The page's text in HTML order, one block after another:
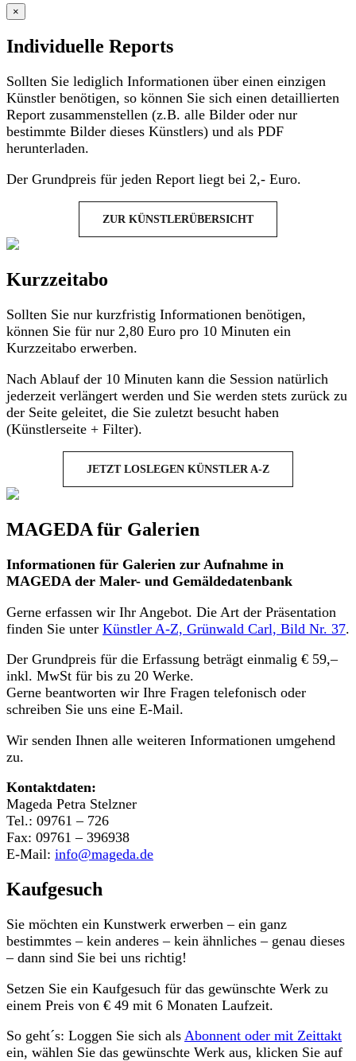
×
Individuelle Reports
Sollten Sie lediglich Informationen über einen einzigen
Künstler benötigen, so können Sie sich einen detaillierten
Report zusammenstellen (z.B. alle Bilder oder nur
bestimmte Bilder dieses Künstlers) und als PDF
herunterladen.
Der Grundpreis für jeden Report liegt bei 2,- Euro.
ZUR KÜNSTLERÜBERSICHT
Kurzzeitabo
Sollten Sie nur kurzfristig Informationen benötigen,
können Sie für nur 2,80 Euro pro 10 Minuten ein
Kurzzeitabo erwerben.
Nach Ablauf der 10 Minuten kann die Session natürlich
jederzeit verlängert werden und Sie werden stets zurück zu
der Seite geleitet, die Sie zuletzt besucht haben
(Künstlerseite + Filter).
JETZT LOSLEGEN KÜNSTLER A-Z
MAGEDA für Galerien
Informationen für Galerien zur Aufnahme in
MAGEDA der Maler- und Gemäldedatenbank
Gerne erfassen wir Ihr Angebot. Die Art der Präsentation
finden Sie unter Künstler A-Z, Grünwald Carl, Bild Nr. 37.
Der Grundpreis für die Erfassung beträgt einmalig € 59,–
inkl. MwSt für bis zu 20 Werke.
Gerne beantworten wir Ihre Fragen telefonisch oder
schreiben Sie uns eine E-Mail.
Wir senden Ihnen alle weiteren Informationen umgehend
zu.
Kontaktdaten:
Mageda Petra Stelzner
Tel.: 09761 – 726
Fax: 09761 – 396938
E-Mail: info@mageda.de
Kaufgesuch
Sie möchten ein Kunstwerk erwerben – ein ganz
bestimmtes – kein anderes – kein ähnliches – genau dieses
– dann sind Sie bei uns richtig!
Setzen Sie ein Kaufgesuch für das gewünschte Werk zu
einem Preis von € 49 mit 6 Monaten Laufzeit.
So geht´s: Loggen Sie sich als Abonnent oder mit Zeittakt
ein, wählen Sie das gewünschte Werk aus, klicken Sie auf